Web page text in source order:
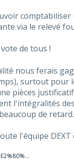
comptabiliser
via le relevé
de tous !
nous ferais
surtout pour
pièces
l'intégralités
de retard.
l'équipe DEXT
Capture%20d%E2%80%99%C3%A9cran%202025-08-18%20110717.png